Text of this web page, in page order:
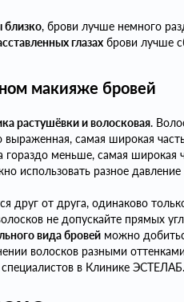
близко, брови лучше немного
глазах брови лучше
макияже бровей
растушёвки и волосковая.
самая широкая
меньше, самая широкая
использовать разное
друг от друга, одинаково
не допускайте прямых
вида бровей можно
волосков разными
в Клинике ЭСТЕЛАБ.